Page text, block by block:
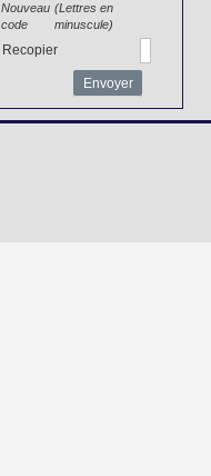
Nouveau
code
(Lettres en
minuscule)
Recopier
Envoyer